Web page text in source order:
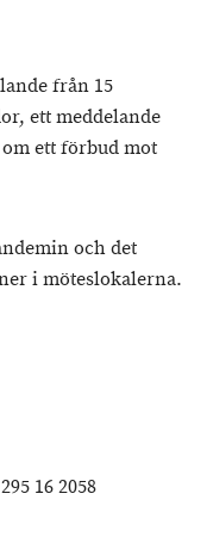
från 15
ett meddelande
ett förbud mot
och det
i möteslokalerna.
16 2058